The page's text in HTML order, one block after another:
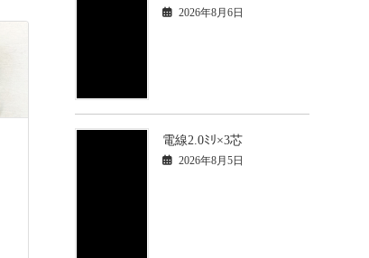
2026年8月6日
電線2.0ﾐﾘ×3芯
2026年8月5日